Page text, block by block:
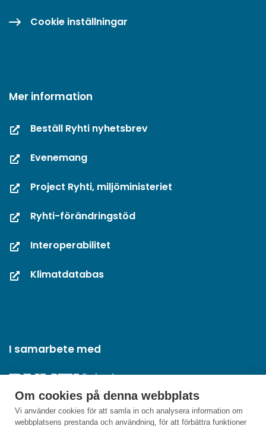
Om cookies på denna webbplats
Vi använder cookies för att samla in och analysera information om
webbplatsens prestanda och användning, för att förbättra funktioner
Cookie inställningar
Mer information
Beställ Ryhti nyhetsbrev
Evenemang
Project Ryhti, miljöministeriet
Ryhti-förändringstöd
Interoperabilitet
Klimatdatabas
I samarbete med